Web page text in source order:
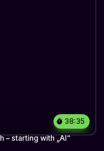
38:35
starting with „AI“